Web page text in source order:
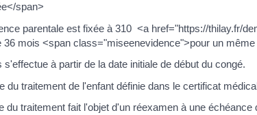
span>
parentale est fixée à 310 <a href="https://thilay.fr/
mois <span class="miseenevidence">pour un
à partir de la date initiale de début du congé.
du traitement de l'enfant définie dans le certificat
du traitement fait l'objet d'un réexamen à une